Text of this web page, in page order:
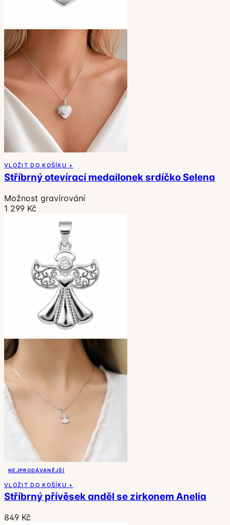
VLOŽIT DO KOŠÍKU +
Stříbrný otevírací medailonek srdíčko Selena
Možnost gravírování
1 299 Kč
NEJPRODÁVANĚJŠÍ
VLOŽIT DO KOŠÍKU +
Stříbrný přívěsek anděl se zirkonem Anelia
849 Kč